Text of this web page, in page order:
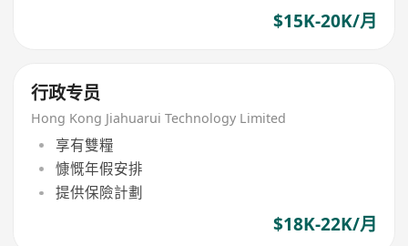
$15K-20K/月
行政专员
Hong Kong Jiahuarui Technology Limited
享有雙糧
慷慨年假安排
提供保險計劃
$18K-22K/月